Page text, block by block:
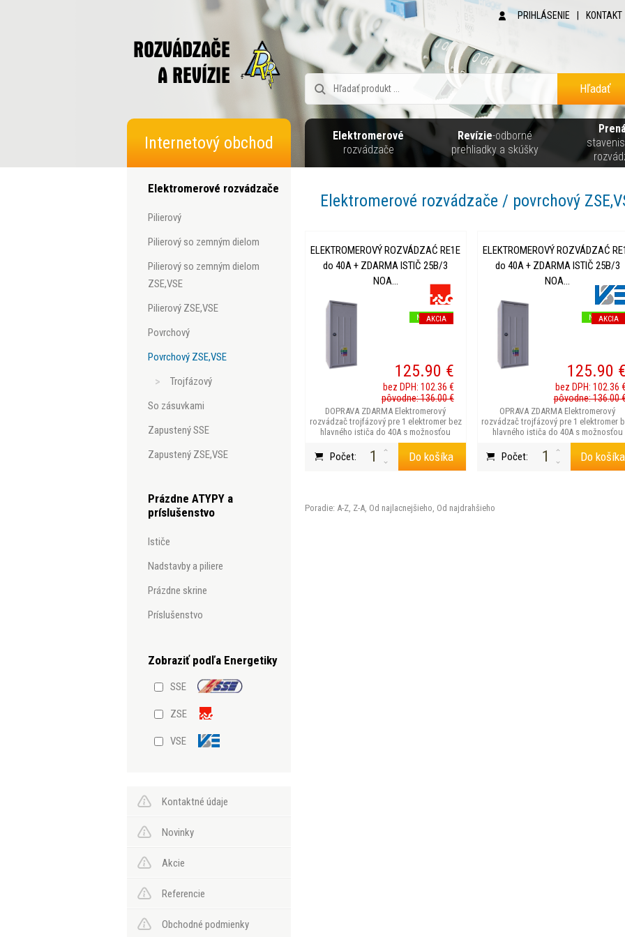
PRIHLÁSENIE KONTAKT
Hľadať
Internetový obchod
Elektromerové
rozvádzače
Revízie-odborné
prehliadky a skúšky
Elektromerové rozvádzače
pilierový
pilierový so zemným dielom
pilierový so zemným dielom
ZSE,VSE
pilierový ZSE,VSE
povrchový
povrchový ZSE,VSE
trojfázový
so zásuvkami
zapustený SSE
zapustený ZSE,VSE
Prázdne ATYPY a
príslušenstvo
ističe
nadstavby a piliere
prázdne skrine
príslušenstvo
SSE
ZSE
VSE
Kontaktné údaje
Novinky
Akcie
Referencie
Obchodné podmienky
Elektromerové rozvádzače / povrchový
NOVINKA
AKCIA
ELEKTROMEROVÝ ROZVÁDZAĆ RE1E
do 40A + ZDARMA ISTIČ 25B/3
NOA...
DOPRAVA ZDARMA Elektromerový
rozvádzač trojfázový pre 1 elektromer bez
hlavného ističa do 40A s možnosťou
blokovania sp...
125.90 €
bez DPH: 102.36 €
pôvodne: 136.00 €
Počet: Do košíka
NOVINKA
AKCIA
ELEKTROMEROVÝ ROZVÁDZAĆ
do 40A + ZDARMA ISTIČ 25B/3
NOA...
OPRAVA ZDARMA Elektromerový
rozvádzač trojfázový pre 1 elektromer
hlavného ističa do 40A s možnosťou
blokovania spot...
125.90 €
bez DPH: 102.36
pôvodne: 136.00
Počet: Do košíka
Poradie: A-Z, Z-A, Od najlacnejšieho, Od najdrahšieho